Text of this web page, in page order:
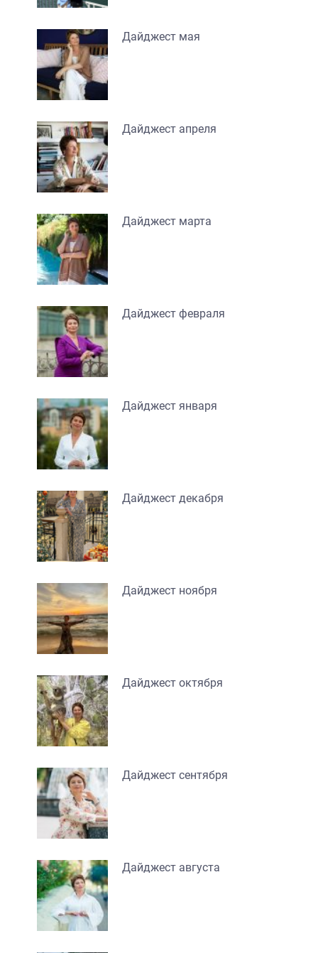
Дайджест мая
Дайджест апреля
Дайджест марта
Дайджест февраля
Дайджест января
Дайджест декабря
Дайджест ноября
Дайджест октября
Дайджест сентября
Дайджест августа